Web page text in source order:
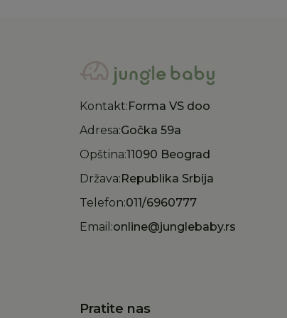
Kontakt: Forma VS doo
Adresa:Gočka 59a
Opština:11090 Beograd
Država: Republika Srbija
Telefon:011/6960777
Email:online@junglebaby.rs
Pratite nas